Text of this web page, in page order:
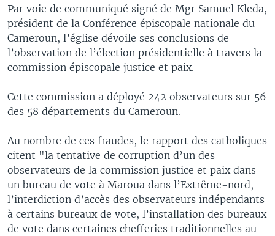
Par voie de communiqué signé de Mgr Samuel Kleda,
président de la Conférence épiscopale nationale du
Cameroun, l’église dévoile ses conclusions de
l’observation de l’élection présidentielle à travers la
commission épiscopale justice et paix.
Cette commission a déployé 242 observateurs sur 56
des 58 départements du Cameroun.
Au nombre de ces fraudes, le rapport des catholiques
citent "la tentative de corruption d’un des
observateurs de la commission justice et paix dans
un bureau de vote à Maroua dans l’Extrême-nord,
l’interdiction d’accès des observateurs indépendants
à certains bureaux de vote, l’installation des bureaux
de vote dans certaines chefferies traditionnelles au